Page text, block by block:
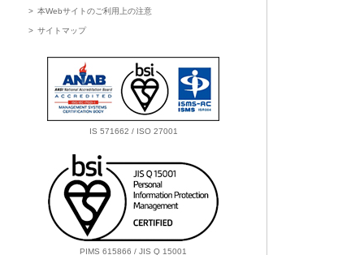
本Webサイトのご利用上の注意
サイトマップ
IS 571662 / ISO 27001
PIMS 615866 / JIS Q 15001